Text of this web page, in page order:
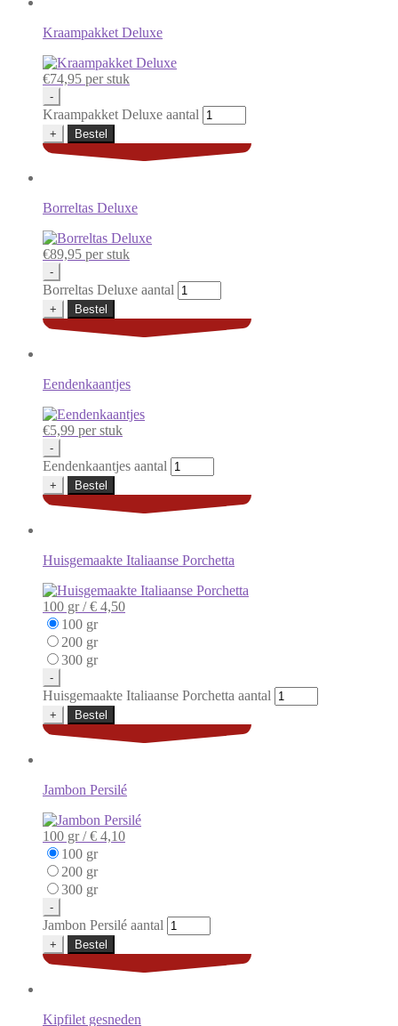
Kraampakket Deluxe
€74,95 per stuk
-
Kraampakket Deluxe aantal
+ Bestel
Borreltas Deluxe
€89,95 per stuk
-
Borreltas Deluxe aantal
+ Bestel
Eendenkaantjes
€5,99 per stuk
-
Eendenkaantjes aantal
+ Bestel
Huisgemaakte Italiaanse Porchetta
100 gr /€ 4,50
100 gr
200 gr
300 gr
-
Huisgemaakte Italiaanse Porchetta aantal
+ Bestel
Jambon Persilé
100 gr /€ 4,10
100 gr
200 gr
300 gr
-
Jambon Persilé aantal
+ Bestel
Kipfilet gesneden